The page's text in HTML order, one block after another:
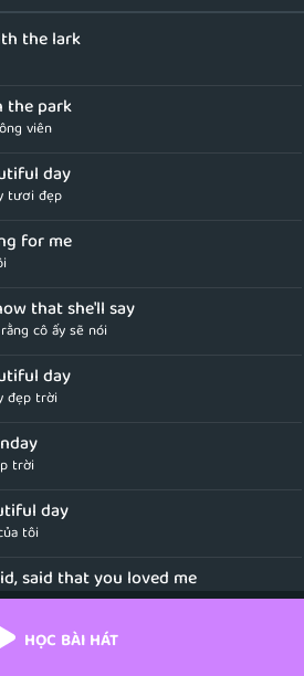
the lark
the park
viên
day
tươi đẹp
for me
that she'll say
cô ấy sẽ nói
day
đẹp trời
trời
day
tôi
said that you loved me
day
HỌC BÀI HÁT